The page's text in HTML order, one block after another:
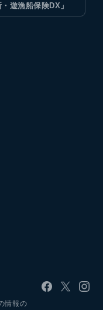
・遊漁船保険DX」
情報の